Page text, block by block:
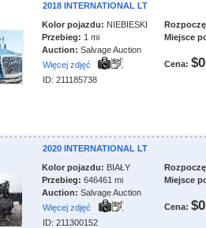
2018 INTERNATIONAL LT
Kolor pojazdu: NIEBIESKI
Przebieg: 1 mi
Auction: Salvage Auction
Więcej zdjęć
ID: 211185738
Miejsce
Cena: $0
2020 INTERNATIONAL LT
Kolor pojazdu: BIAŁY
Przebieg: 646461 mi
Auction: Salvage Auction
Więcej zdjęć
ID: 211300152
Miejsce
Cena: $0